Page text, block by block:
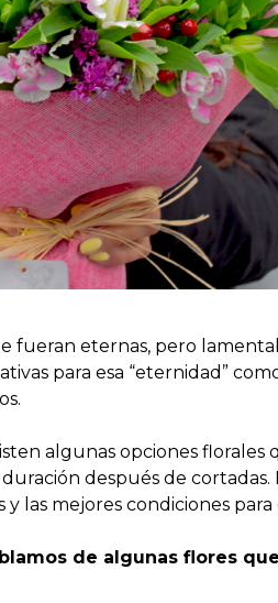
fueran eternas, pero
para esa “eternidad”
algunas opciones florales
después de
las mejores condiciones para
de algunas flores